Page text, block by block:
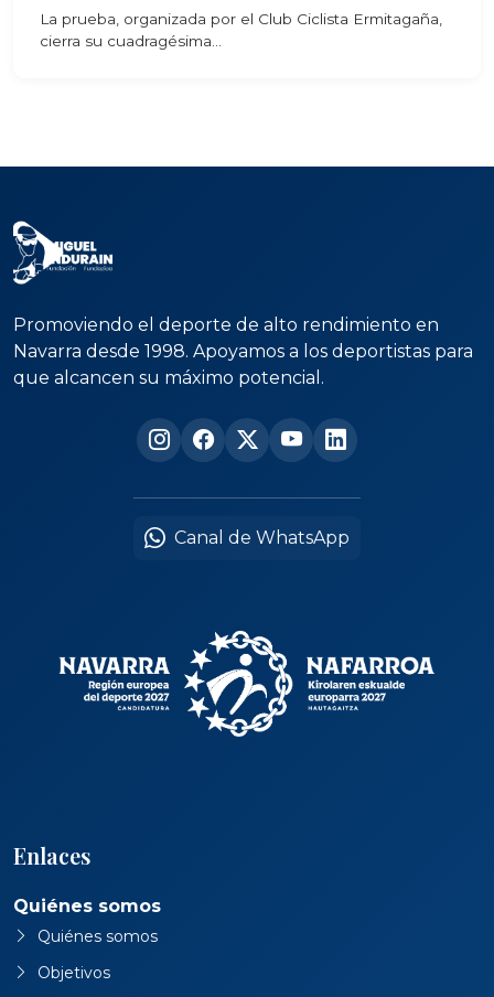
La prueba, organizada por el Club Ciclista Ermitagaña,
cierra su cuadragésima...
Promoviendo el deporte de alto rendimiento en
Navarra desde 1998. Apoyamos a los deportistas para
que alcancen su máximo potencial.
Canal de WhatsApp
Enlaces
Quiénes somos
Quiénes somos
Objetivos